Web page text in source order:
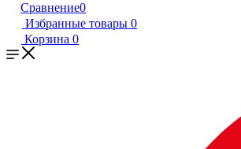
Сравнение0
Избранные товары 0
Корзина 0